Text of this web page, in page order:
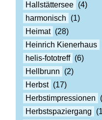
Hallstättersee (4)
harmonisch
(1)
Heimat (28)
Heinrich Kienerhaus
helis-fototreff (6)
Hellbrunn
(2)
Herbst (17)
Herbstimpressionen
Herbstspaziergang